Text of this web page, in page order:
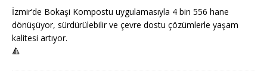
İzmir’de Bokaşi Kompostu uygulamasıyla 4 bin 556 hane
dönüşüyor, sürdürülebilir ve çevre dostu çözümlerle yaşam
kalitesi artıyor.
🔺